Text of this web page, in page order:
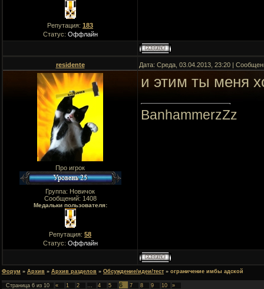
Репутация: 183
Статус: Оффлайн
residente Дата: Среда, 03.04.2013, 23:20 |
Про игрок
Группа: Новичок
Сообщений: 1408
Медальки пользователя:
Репутация: 58
Статус: Оффлайн
и этим ты меня
BanhammerzZz
Форум » Архив » Архив разделов » Обсуждение/идеи/тест » ограничение имбы адской
Страница 6 из 10 « 1 2 … 4 5 6 7 8 9 10 »